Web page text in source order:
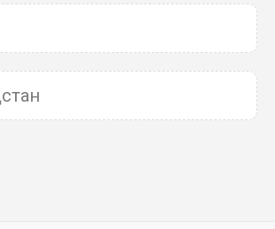
наблюдатели «ДАУЫС»
за выборами в